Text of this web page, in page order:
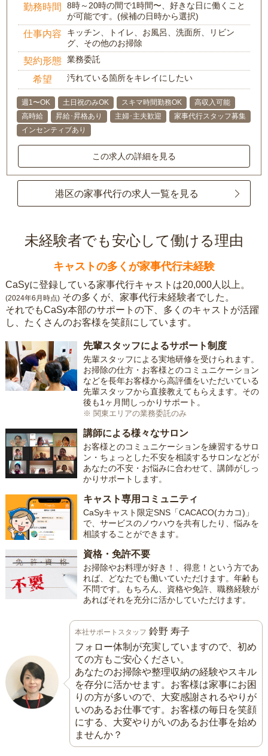
勤務時間
8時～20時の間で1時間〜、好きな日に働くこと
が可能です。(候補の日時から選択)
仕事内容
キッチン、トイレ、お風呂、洗面所、リビン
グ、その他のお掃除
契約形態 業務委託
希望 汚れている箇所をキレイにしたい
週1〜OK 土日祝のみOK スキマ時間勤務OK
高収入可能
高時給
昇給･昇格あり 主婦･主夫歓迎
家事代行スタッフ募集
インセンティブあり
この求人の詳細を見る
港区の家事代行の求人一覧を見る
未経験者でも安心して働ける理由
キャストの多くが家事代行未経験
CaSyに登録している家事代行キャストは20,000人以上。
(2024年6月時点) その多くが、家事代行未経験者でした。
それでもCaSy本部のサポートの下、多くのキャストが活躍
し、たくさんのお客様を笑顔にしています。
先輩スタッフによるサポート制度
先輩スタッフによる実地研修を受けられます。
お掃除の仕方・お客様とのコミュニケーション
などを長年お客様から高評価をいただいている
先輩スタッフから直接教えてもらえます。その
後も1ヶ月間しっかりサポート。
※ 関東エリアの業務委託のみ
講師による様々なサロン
お客様とのコミュニケーションを練習するサロ
ン・ちょっとした不安を相談するサロンなどが
あなたの不安・お悩みに合わせて、講師がしっ
かりサポートします。
キャスト専用コミュニティ
CaSyキャスト限定SNS「CACACO(カカコ)」
で、サービスのノウハウを共有したり、悩みを
相談することができます。
資格・免許不要
お掃除やお料理が好き！、得意！という方であ
れば、どなたでも働いていただけます。年齢も
不問です。もちろん、資格や免許、職務経験が
あればそれを充分に活かしていただけます。
本社サポートスタッフ 鈴野 寿子
フォロー体制が充実していますので、初め
ての方もご安心ください。
あなたのお掃除や整理収納の経験やスキル
を存分に活かせます。お客様は家事にお困
りの方が多いので、大変感謝されるやりが
いのあるお仕事です。お客様の毎日を笑顔
にする、大変やりがいのあるお仕事を始め
ませんか？